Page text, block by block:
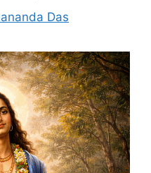
Das